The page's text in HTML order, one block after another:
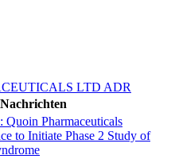
LTD ADR
Quoin Pharmaceuticals
to Initiate Phase 2 Study of